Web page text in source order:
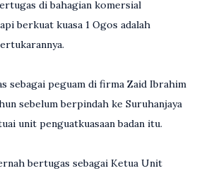
di bahagian komersial
berkuat kuasa 1 Ogos adalah
sebagai peguam di firma Zaid Ibrahim
sebelum berpindah ke Suruhanjaya
unit penguatkuasaan badan itu.
bertugas sebagai Ketua Unit